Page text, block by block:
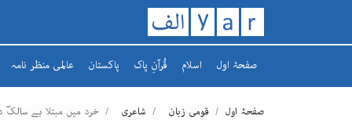
صفحۂ اول اسلام
تاریخ اسلام
قُرآنِ پاک
سورہ
پاکستان عالمی منظر نامہ
افغانستان
صفحۂ اول قومی زبان شاعری خرد میں مبتلا ہے سالکؔ